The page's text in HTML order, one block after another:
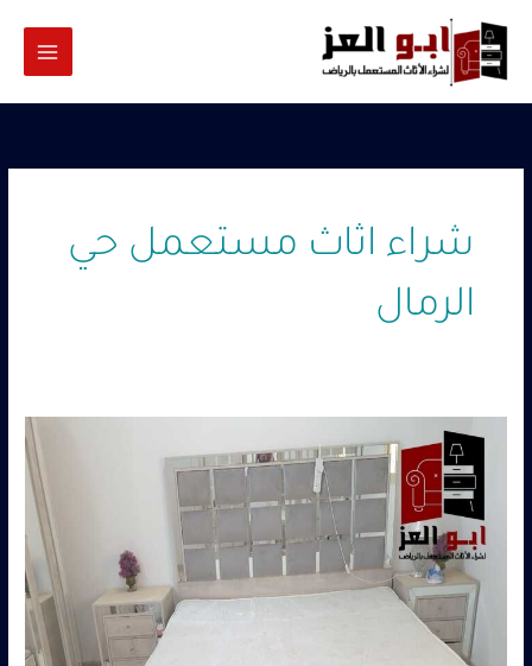
المحتوى
شراء اثاث مستعمل حي
الرمال
مستعمل
الرمال
0560485279
شركة